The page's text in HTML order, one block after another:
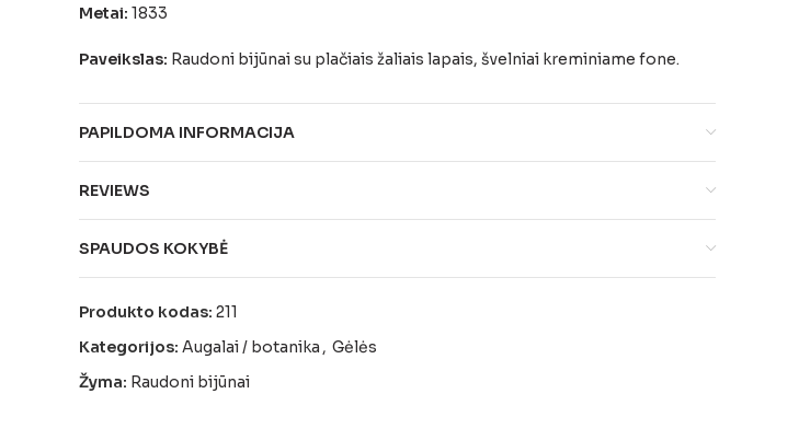
Metai: 1833
Paveikslas: Raudoni bijūnai su plačiais žaliais lapais, švelniai kreminiame fone.
PAPILDOMA INFORMACIJA
REVIEWS
SPAUDOS KOKYBĖ
Produkto kodas: 211
Kategorijos: Augalai / botanika , Gėlės
Žyma: Raudoni bijūnai